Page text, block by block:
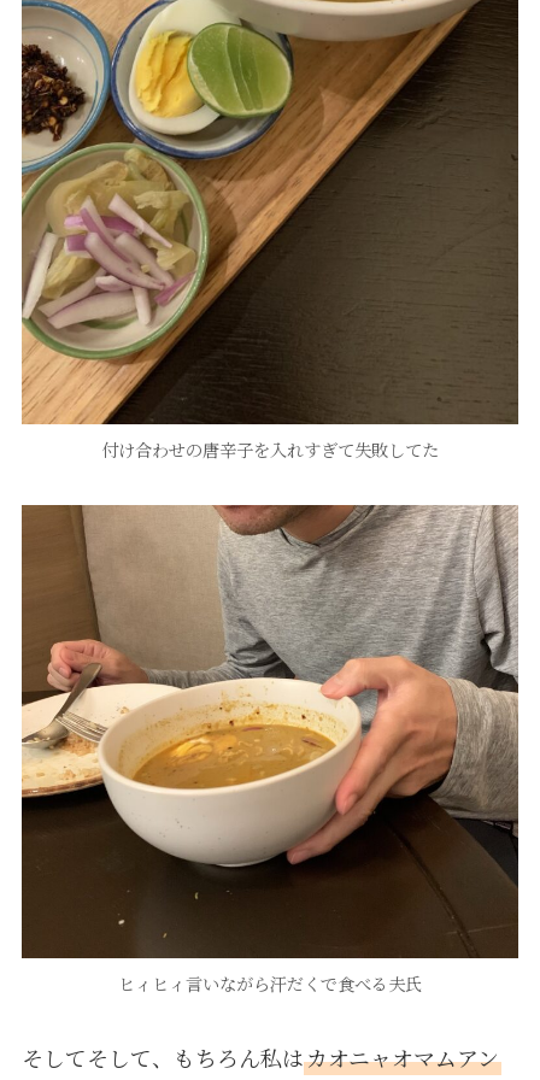
付け合わせの唐辛子を入れすぎて失敗してた
ヒィヒィ言いながら汗だくで食べる夫氏
そしてそして、もちろん私はカオニャオマムアン